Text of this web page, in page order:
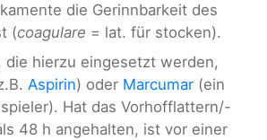
die Gerinnbarkeit des
(coagulare = lat. für stocken).
die hierzu eingesetzt werden,
Aspirin) oder Marcumar (ein
Hat das Vorhofflattern/-
48 h angehalten, ist vor einer